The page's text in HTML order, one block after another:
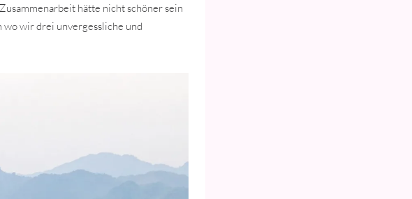
hätte nicht schöner sein
wo wir drei unvergessliche und